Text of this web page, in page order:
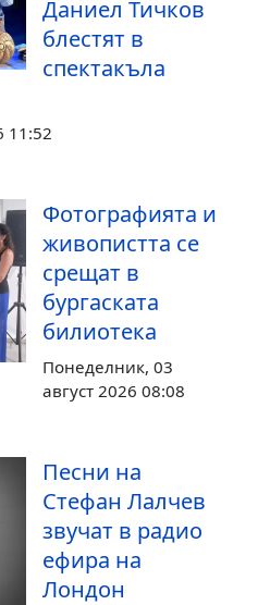
Даниел Тичков
блестят в
спектакъла
11:52
Фотографията и
живопистта се
срещат в
бургаската
билиотека
Понеделник, 03
август 2026 08:08
Песни на
Стефан Лалчев
звучат в радио
ефира на
Лондон